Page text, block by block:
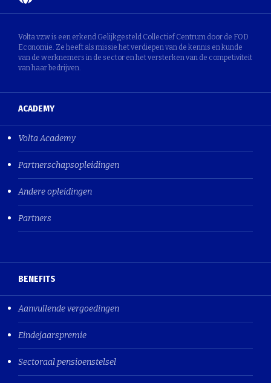
Volta vzw is een erkend Gelijkgesteld Collectief Centrum door de FOD
Economie. Ze heeft als missie het verdiepen van de kennis en kunde
van de werknemers in de sector en het versterken van de competiviteit
van haar bedrijven.
ACADEMY
Volta Academy
Partnerschapsopleidingen
Andere opleidingen
Partners
BENEFITS
Aanvullende vergoedingen
Eindejaarspremie
Sectoraal pensioenstelsel